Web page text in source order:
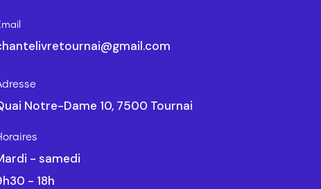
Notre-Dame 10, 7500 Tournai
- samedi
- 18h